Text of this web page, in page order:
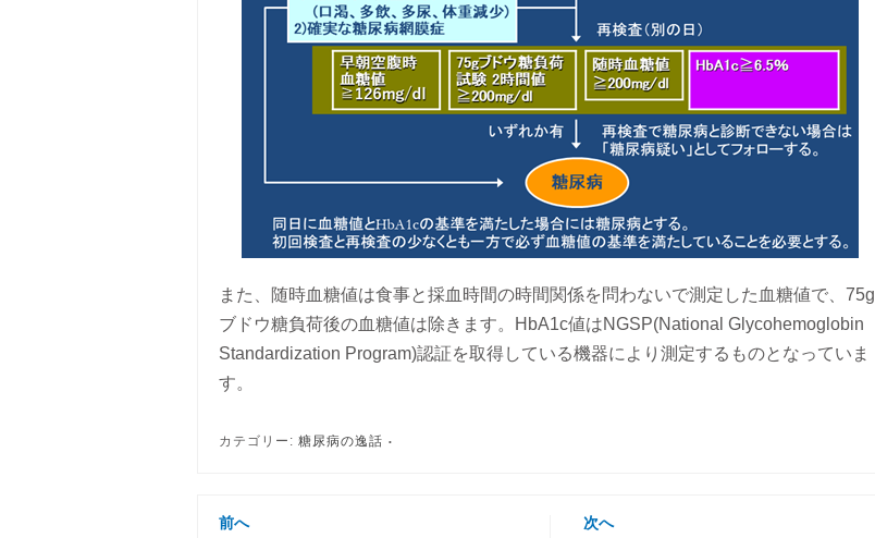
また、随時血糖値は食事と採血時間の時間関係を問わないで測定した血糖値で、75g
ブドウ糖負荷後の血糖値は除きます。HbA1c値はNGSP(National Glycohemoglobin
Standardization Program)認証を取得している機器により測定するものとなっていま
す。
カテゴリー:糖尿病の逸話
前へ 次へ